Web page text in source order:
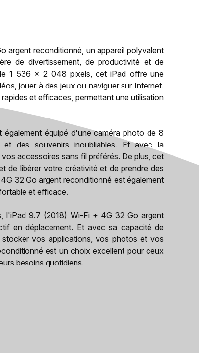
argent reconditionné, un appareil polyvalent
de divertissement, de productivité et de
1 536 x 2 048 pixels, cet iPad offre une
jouer à des jeux ou naviguer sur Internet.
et efficaces, permettant une utilisation
équipé d'une caméra photo de 8
et des souvenirs inoubliables. Et avec la
accessoires sans fil préférés. De plus, cet
de libérer votre créativité et de prendre des
32 Go argent reconditionné est également
et efficace.
l'iPad 9.7 (2018) Wi-Fi + 4G 32 Go argent
en déplacement. Et avec sa capacité de
vos applications, vos photos et vos
est un choix excellent pour ceux
besoins quotidiens.